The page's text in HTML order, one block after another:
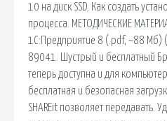
10 на диск SSD. Как создать
процесса. МЕТОДИЧЕСКИЕ
1С:Предприятие 8 (.pdf, ~88
89041. Шустрый и бесплатный
теперь доступна и для
бесплатная и безопасная
SHAREit позволяет передавать.